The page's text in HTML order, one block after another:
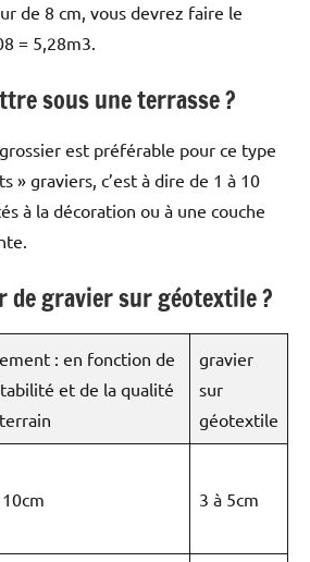
de 8 cm, vous devrez faire le
= 5,28m3.
sous une terrasse ?
est préférable pour ce type
» graviers, c’est à dire de 1 à 10
à la décoration ou à une couche
de gravier sur géotextile ?
: en fonction de
et de la qualité
gravier
sur
géotextile
3 à 5cm